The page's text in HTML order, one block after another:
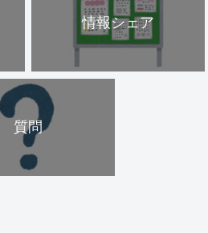
情報シェア
質問